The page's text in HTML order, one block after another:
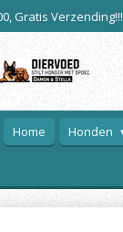
Gratis Verzending!!!
Home Honden